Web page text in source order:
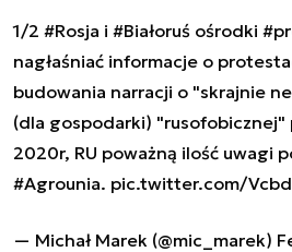
1/2 #Rosja i #Białoruś ośrodki
nagłaśniać informacje o
budowania narracji o "skrajnie
(dla gospodarki) "rusofobicznej"
2020r, RU poważną ilość uwagi
#Agrounia. pic.twitter.com/
— Michał Marek (@mic_marek)